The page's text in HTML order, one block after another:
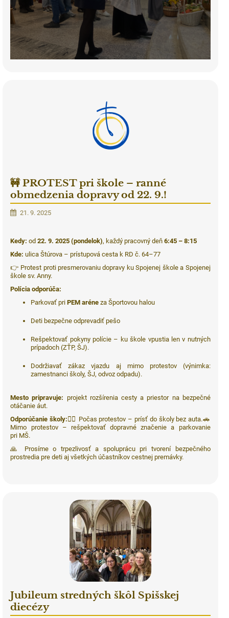
🚧 PROTEST pri škole – ranné
obmedzenia dopravy od 22. 9.!
21. 9. 2025
Kedy: od22. 9. 2025 (pondelok), každý pracovný deň6:45 – 8:15
Kde: ulica Štúrova – prístupová cesta k RD č. 64–77
👉 Protest proti presmerovaniu dopravy ku Spojenej škole a Spojenej
škole sv. Anny.
Polícia odporúča:
Parkovať priPEM aréne za Športovou halou
Deti bezpečne odprevadiť pešo
Rešpektovať pokyny polície – ku škole vpustia len v nutných
prípadoch (ZŤP, ŠJ).
Dodržiavať zákaz vjazdu aj mimo protestov (výnimka:
zamestnanci školy, ŠJ, odvoz odpadu).
Mesto pripravuje: projekt rozšírenia cesty a priestor na bezpečné
otáčanie áut.
Odporúčanie školy: 🚶‍♂️ Počas protestov – prísť do školy bez auta.🚗
Mimo protestov – rešpektovať dopravné značenie a parkovanie
pri MŠ.
🙏 Prosíme o trpezlivosť a spoluprácu pri tvorení bezpečného
prostredia pre deti aj všetkých účastníkov cestnej premávky.
Jubileum stredných škôl Spišskej
diecézy